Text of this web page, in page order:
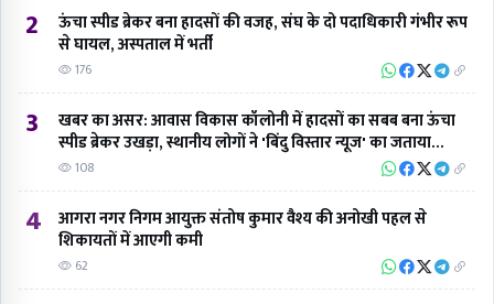
2
ऊंचा स्पीड ब्रेकर बना हादसों की वजह, संघ के दो पदाधिकारी गंभीर रूप
से घायल, अस्पताल में भर्ती
176
3
खबर का असर: आवास विकास कॉलोनी में हादसों का सबब बना ऊंचा
स्पीड ब्रेकर उखड़ा, स्थानीय लोगों ने 'बिंदु विस्तार न्यूज' का जताया
आभार
108
4
आगरा नगर निगम आयुक्त संतोष कुमार वैश्य की अनोखी पहल से
शिकायतों में आएगी कमी
62